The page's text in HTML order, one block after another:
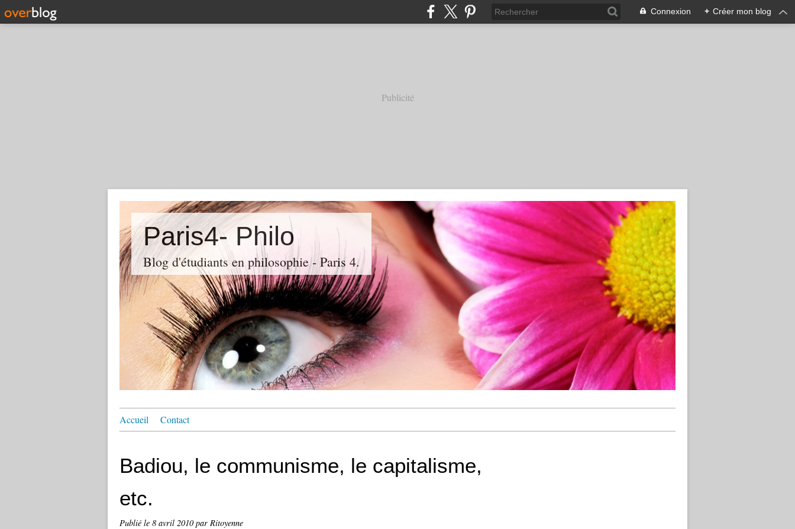
Connexion + Créer mon blog
Publicité
Paris4- Philo
Blog d'étudiants en philosophie - Paris 4.
Accueil Contact
Badiou, le communisme, le capitalisme,
etc.
Publié le 8 avril 2010par Ritoyenne